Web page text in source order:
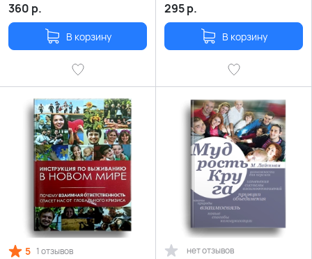
360 р.
В корзину
295р.
В корзину
5 1 отзывов нет отзывов